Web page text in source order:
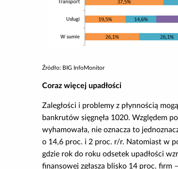
Źródło: BIG InfoMonitor
Coraz więcej upadłości
Zaległości i problemy z płynnością
bankrutów sięgnęła 1020. Względem
wyhamowała, nie oznacza to
o 14,6 proc. i 2 proc. r/r. Natomiast w
gdzie rok do roku odsetek upadłości
finansowej zgłasza blisko 14 proc. firm